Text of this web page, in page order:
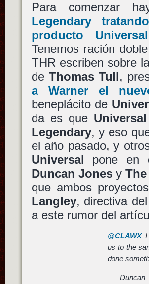
Para comenzar
Legendary
producto Universal
Tenemos ración
THR escriben sobre
de Thomas Tull,
a Warnerel
beneplácito de
da es que Universal
Legendary, y eso
el año pasado, y
Universal pone en
Duncan Jonesy
que ambos
Langley, directiva
a este rumor del
@CLAWXI
us to the
done
— Duncan